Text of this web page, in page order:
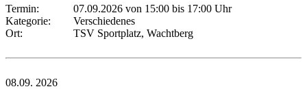
Termin:
07.09.2026 von 15:00 bis 17:00 Uhr
Kategorie:
Verschiedenes
Ort:
TSV Sportplatz, Wachtberg
08.09. 2026